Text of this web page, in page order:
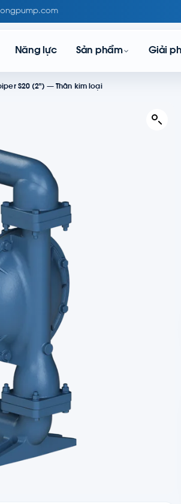
Năng lực Sản phẩm Giải
S20 (2") — Thân kim loại